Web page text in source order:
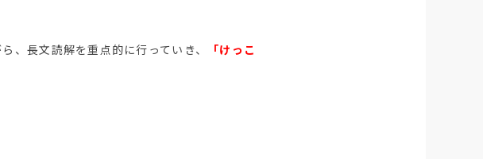
、長文読解を重点的に行っていき、
「けっこ